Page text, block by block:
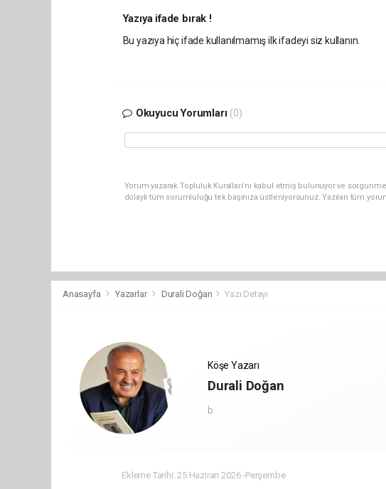
Yazıya ifade bırak !
Bu yazıya hiç ifade kullanılmamış ilk ifadeyi siz kullanın.
Okuyucu Yorumları (0)
Yorum yazarak Topluluk Kuralları’nı kabul etmiş bulunuyor ve
dolaylı tüm sorumluluğu tek başınıza üstleniyorsunuz. Yazılan tüm
Anasayfa Yazarlar Durali Doğan Yazı Detayı
Köşe Yazarı
Durali Doğan
b
Ekleme Tarihi: 25 Haziran 2026 -Perşembe